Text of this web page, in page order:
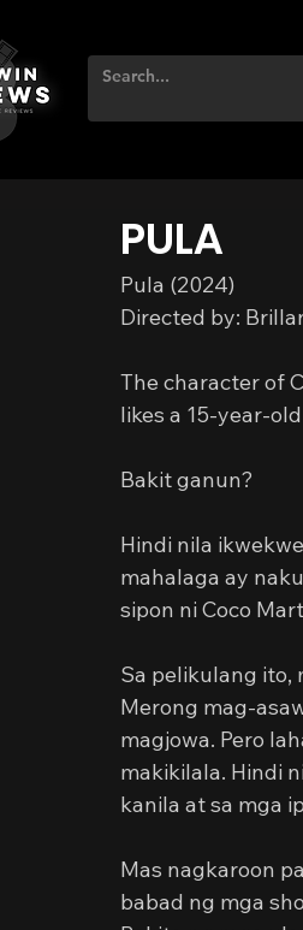
PULA
Pula (2024)
Directed by:
The character of
likes a 15-year-
Bakit ganun?
Hindi nila
mahalaga ay
sipon ni Coco
Sa pelikulang ito,
Merong mag-
magjowa. Pero
makikilala. Hindi
kanila at sa mga
Mas nagkaroon
babad ng mga